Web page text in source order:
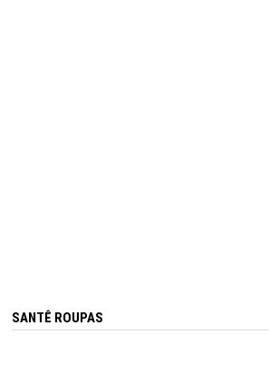
SANTÊ ROUPAS